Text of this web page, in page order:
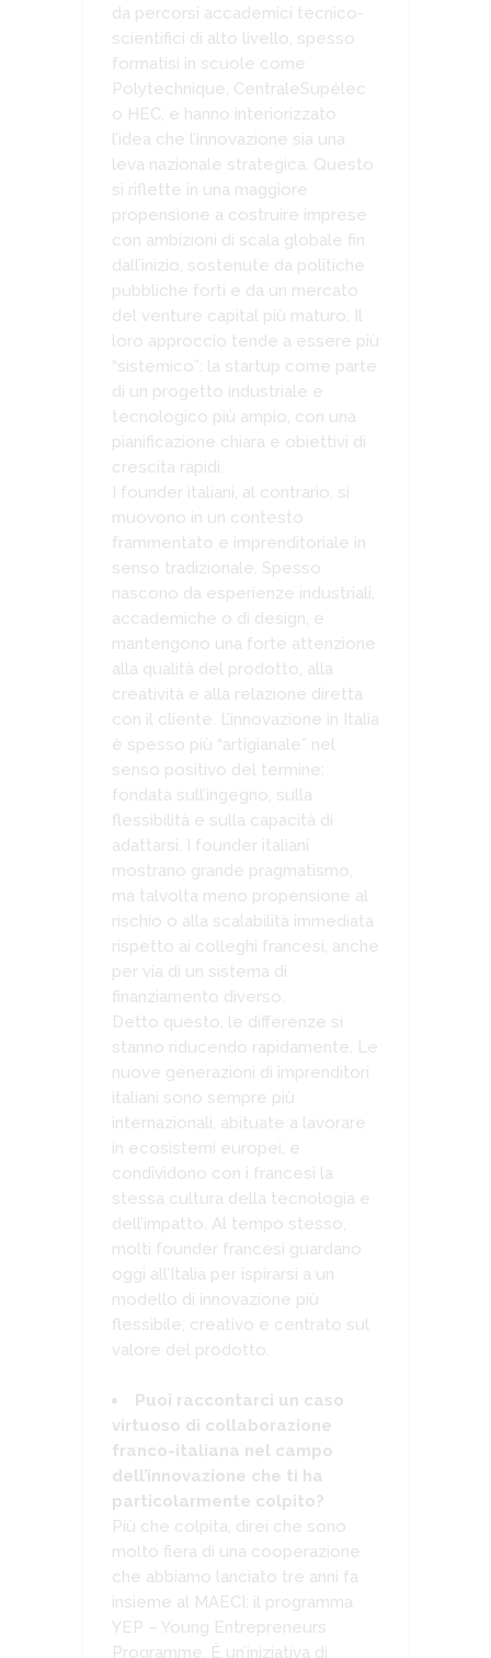
da percorsi accademici tecnico-
scientifici di alto livello, spesso
formatisi in scuole come
Polytechnique, CentraleSupélec
o HEC, e hanno interiorizzato
l’idea che l’innovazione sia una
leva nazionale strategica. Questo
si riflette in una maggiore
propensione a costruire imprese
con ambizioni di scala globale fin
dall’inizio, sostenute da politiche
pubbliche forti e da un mercato
del venture capital più maturo. Il
loro approccio tende a essere più
“sistemico”: la startup come parte
di un progetto industriale e
tecnologico più ampio, con una
pianificazione chiara e obiettivi di
crescita rapidi.
I founder italiani, al contrario, si
muovono in un contesto
frammentato e imprenditoriale in
senso tradizionale. Spesso
nascono da esperienze industriali,
accademiche o di design, e
mantengono una forte attenzione
alla qualità del prodotto, alla
creatività e alla relazione diretta
con il cliente. L’innovazione in Italia
è spesso più “artigianale” nel
senso positivo del termine:
fondata sull’ingegno, sulla
flessibilità e sulla capacità di
adattarsi. I founder italiani
mostrano grande pragmatismo,
ma talvolta meno propensione al
rischio o alla scalabilità immediata
rispetto ai colleghi francesi, anche
per via di un sistema di
finanziamento diverso.
Detto questo, le differenze si
stanno riducendo rapidamente. Le
nuove generazioni di imprenditori
italiani sono sempre più
internazionali, abituate a lavorare
in ecosistemi europei, e
condividono con i francesi la
stessa cultura della tecnologia e
dell’impatto. Al tempo stesso,
molti founder francesi guardano
oggi all’Italia per ispirarsi a un
modello di innovazione più
flessibile, creativo e centrato sul
valore del prodotto.
Puoi raccontarci un caso
virtuoso di collaborazione
franco-italiana nel campo
dell’innovazione che ti ha
particolarmente colpito?
Più che colpita, direi che sono
molto fiera di una cooperazione
che abbiamo lanciato tre anni fa
insieme al MAECI: il programma
YEP – Young Entrepreneurs
Programme. È un’iniziativa di